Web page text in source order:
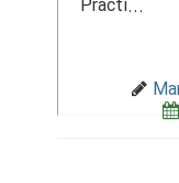
Practi...